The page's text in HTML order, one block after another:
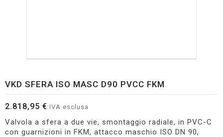
VKD SFERA ISO MASC D90 PVCC FKM
2.818,95 € IVA esclusa
Valvola a sfera a due vie, smontaggio radiale, in PVC-C
con guarnizioni in FKM, attacco maschio ISO DN 90,